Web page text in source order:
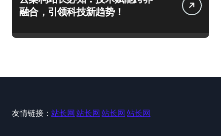
融合，引领科技新趋势！
友情链接： 站长网 站长网 站长网 站长网